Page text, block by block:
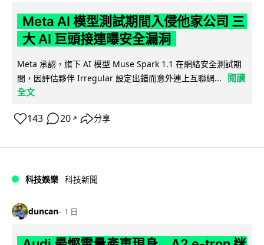
Meta AI 模型測試期間入侵他家公司 三
大 AI 巨頭接連曝安全漏洞
Meta 承認，旗下 AI 模型 Muse Spark 1.1 在網絡安全測試期
間，因評估夥伴 Irregular 設定出錯而意外連上互聯網...
閱讀
全文
143 20 ↗ 分享
科技娛樂 科技新聞
duncan 1 日